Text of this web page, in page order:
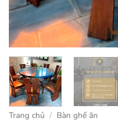
Trang chủ / Bàn ghế ăn